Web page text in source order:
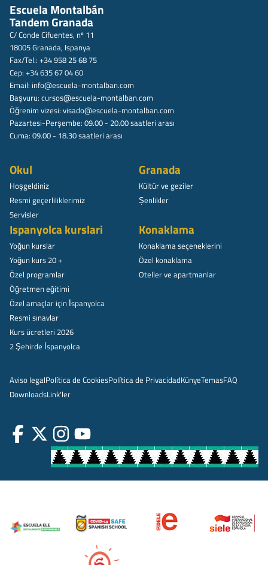
Escuela Montalbán
Tandem Granada
C/ Conde Cifuentes, nº 11
18005 Granada, Ispanya
Fax/Tel.: +34 958 25 68 75
Cep: +34 635 67 04 60
Email: info@escuela-montalban.com
Başvuru: cursos@escuela-montalban.com
Öğrenim vizesi: visado@escuela-montalban.com
Pazartesi-Perşembe: 09.00 - 20.00 saatleri arası
Cuma: 09.00 - 18.30 saatleri arası
Okul
Hoşgeldiniz
Resmi geçerliliklerimiz
Servisler
Granada
Kültür ve geziler
Șenlikler
Ispanyolca kurslari
Yoğun kurslar
Yoğun kurs 20 +
Özel programlar
Öğretmen eğitimi
Özel amaçlar için İspanyolca
Resmi sınavlar
Kurs ücretleri 2026
2 Şehirde İspanyolca
Konaklama
Konaklama seçeneklerini
Özel konaklama
Oteller ve apartmanlar
Aviso legalPolítica de CookiesPolítica de PrivacidadKünyeTemasFAQ
DownloadsLink'ler